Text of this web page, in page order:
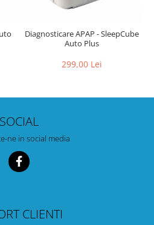
Diagnosticare APAP - SleepCube
Auto Plus
299,00 Lei
SOCIAL
ne in social media
CLIENTI